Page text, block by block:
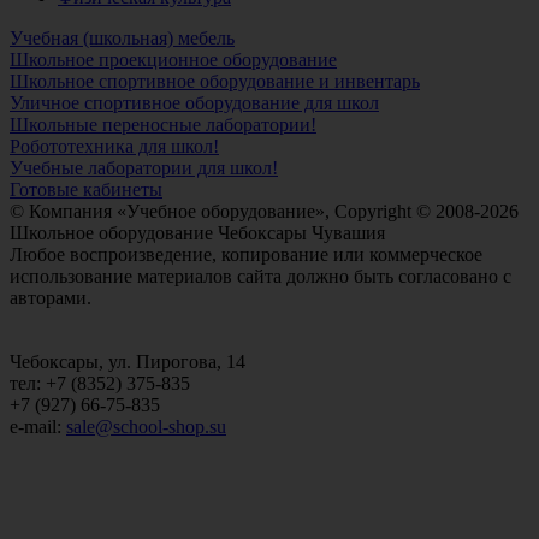
Учебная (школьная) мебель
Школьное проекционное оборудование
Школьное спортивное оборудование и инвентарь
Уличное спортивное оборудование для школ
Школьные переносные лаборатории!
Робототехника для школ!
Учебные лаборатории для школ!
Готовые кабинеты
© Компания «Учебное оборудование», Copyright © 2008-2026
Школьное оборудование Чебоксары Чувашия
Любое воспроизведение, копирование или коммерческое
использование материалов сайта должно быть согласовано с
авторами.
Чебоксары, ул. Пирогова, 14
тел: +7 (8352) 375-835
+7 (927) 66-75-835
e-mail: sale@school-shop.su